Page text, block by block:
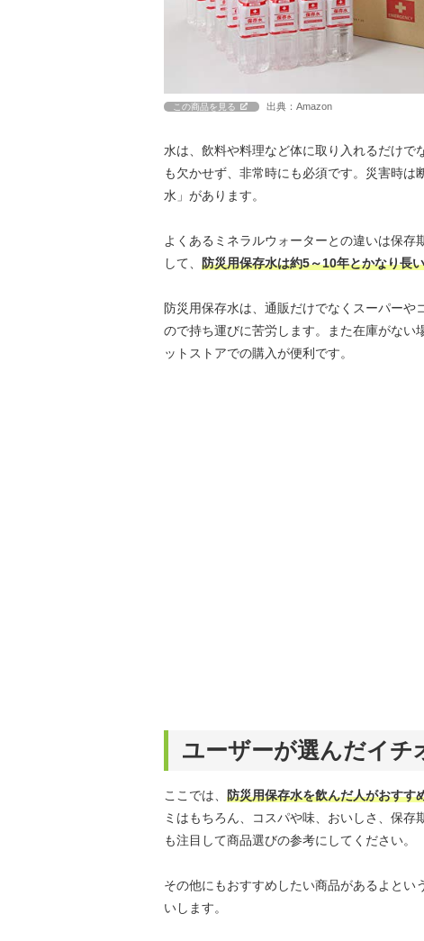
この商品を見る 出典：Amazon
水は、飲料や料理など体に取り入れるだけで
も欠かせず、非常時にも必須です。災害時
水」があります。
よくあるミネラルウォーターとの違いは保
して、 防災用保存水は約5～10年とかなり長
防災用保存水は、通販だけでなくスーパー
ので持ち運びに苦労します。また在庫がない
ットストアでの購入が便利です。
ユーザーが選んだイチ
ここでは、 防災用保存水を飲んだ人がおすす
ミはもちろん、コスパや味、おいしさ、保
も注目して商品選びの参考にしてください。
その他にもおすすめしたい商品があるよと
いします。